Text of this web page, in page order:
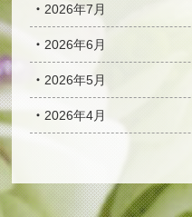
2026年7月
2026年6月
2026年5月
2026年4月